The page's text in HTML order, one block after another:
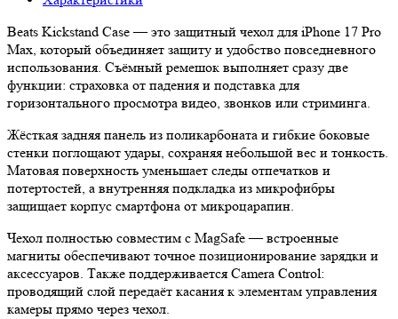
Beats Kickstand Case — это защитный чехол для iPhone 17 Pro
Max, который объединяет защиту и удобство повседневного
использования. Съёмный ремешок выполняет сразу две
функции: страховка от падения и подставка для
горизонтального просмотра видео, звонков или стриминга.
Жёсткая задняя панель из поликарбоната и гибкие боковые
стенки поглощают удары, сохраняя небольшой вес и тонкость.
Матовая поверхность уменьшает следы отпечатков и
потертостей, а внутренняя подкладка из микрофибры
защищает корпус смартфона от микроцарапин.
Чехол полностью совместим с MagSafe — встроенные
магниты обеспечивают точное позиционирование зарядки и
аксессуаров. Также поддерживается Camera Control:
проводящий слой передаёт касания к элементам управления
камеры прямо через чехол.